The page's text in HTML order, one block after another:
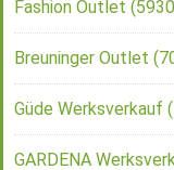
Fashion Outlet
Breuninger Outlet
Güde Werksverkauf
GARDENA